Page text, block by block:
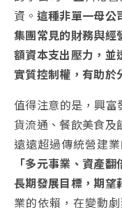
資。 這種非單一母公
集團常見的財務與經
額資本支出壓力，並
實質控制權，有助於
值得注意的是，興
貨流通、餐飲美食及
遠遠超過傳統營建
「多元事業、資產
長期發展目標，期望
業的依賴，在變動